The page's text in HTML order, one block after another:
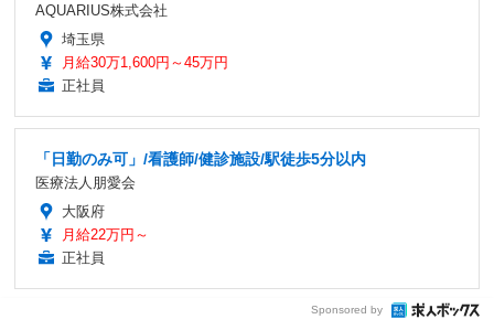
AQUARIUS株式会社
埼玉県
月給30万1,600円～45万円
正社員
「日勤のみ可」/看護師/健診施設/駅徒歩5分以内
医療法人朋愛会
大阪府
月給22万円～
正社員
Sponsored by